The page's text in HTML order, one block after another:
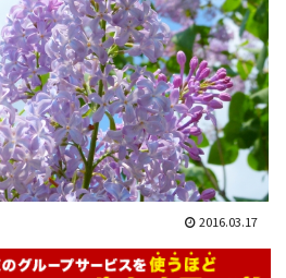
2016.03.17